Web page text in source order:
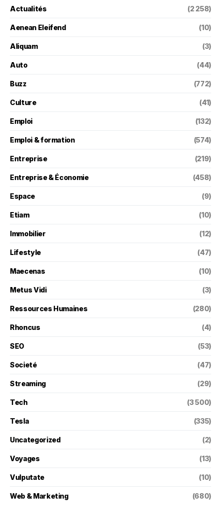
Actualités (2 258)
Aenean Eleifend (10)
Aliquam (3)
Auto (44)
Buzz (772)
Culture (41)
Emploi (132)
Emploi & formation (574)
Entreprise (219)
Entreprise & Économie (458)
Espace (9)
Etiam (10)
Immobilier (12)
Lifestyle (47)
Maecenas (10)
Metus Vidi (3)
Ressources Humaines (280)
Rhoncus (4)
SEO (53)
Societé (47)
Streaming (29)
Tech (3 500)
Tesla (335)
Uncategorized (2)
Voyages (13)
Vulputate (10)
Web & Marketing (680)